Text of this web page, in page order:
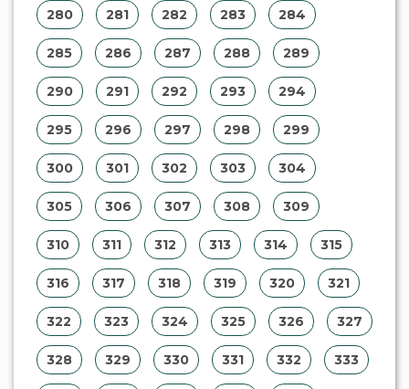
280 281 282 283 284
285 286 287 288 289
290 291 292 293 294
295 296 297 298 299
300 301 302 303 304
305 306 307 308 309
310 311 312 313 314 315
316 317 318 319 320 321
322 323 324 325 326 327
328 329 330 331 332 333